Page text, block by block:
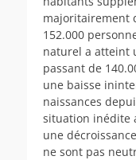
majoritairement
152.000
naturel a atteint
passant de
une baisse
naissances
situation inédite
une
ne sont pas